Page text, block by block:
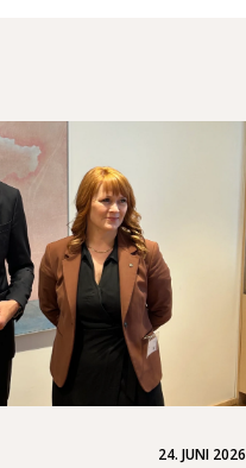
24. JUNI 2026